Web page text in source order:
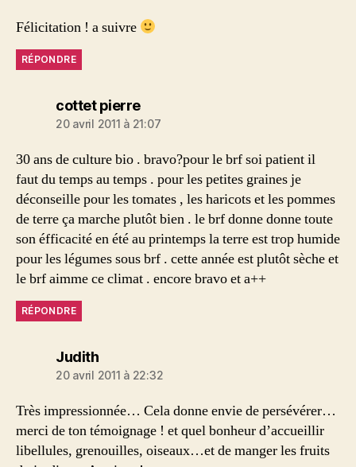
Félicitation ! a suivre
RÉPONDRE
cottet pierredit :
20 avril 2011 à 21:07
30 ans de culture bio . bravo?pour le brf soi patient il
faut du temps au temps . pour les petites graines je
déconseille pour les tomates , les haricots et les pommes
de terre ça marche plutôt bien . le brf donne donne toute
son éfficacité en été au printemps la terre est trop humide
pour les légumes sous brf . cette année est plutôt sèche et
le brf aimme ce climat . encore bravo et a++
RÉPONDRE
Judithdit :
20 avril 2011 à 22:32
Très impressionnée… Cela donne envie de persévérer…
merci de ton témoignage ! et quel bonheur d’accueillir
libellules, grenouilles, oiseaux…et de manger les fruits